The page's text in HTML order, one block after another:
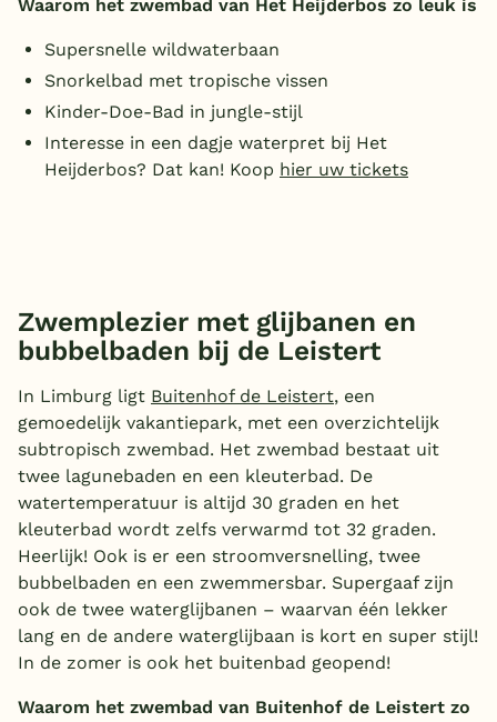
Onze e-boeken
Waarom het zwembad van Het Heijderbos zo leuk is
Supersnelle wildwaterbaan
Snorkelbad met tropische vissen
Kinder-Doe-Bad in jungle-stijl
Interesse in een dagje waterpret bij Het
Heijderbos? Dat kan! Koop hier uw tickets
Zwemplezier met glijbanen en
bubbelbaden bij de Leistert
In Limburg ligt Buitenhof de Leistert, een
gemoedelijk vakantiepark, met een overzichtelijk
subtropisch zwembad. Het zwembad bestaat uit
twee lagunebaden en een kleuterbad. De
watertemperatuur is altijd 30 graden en het
kleuterbad wordt zelfs verwarmd tot 32 graden.
Heerlijk! Ook is er een stroomversnelling, twee
bubbelbaden en een zwemmersbar. Supergaaf zijn
ook de twee waterglijbanen – waarvan één lekker
lang en de andere waterglijbaan is kort en super stijl!
In de zomer is ook het buitenbad geopend!
Waarom het zwembad van Buitenhof de Leistert zo